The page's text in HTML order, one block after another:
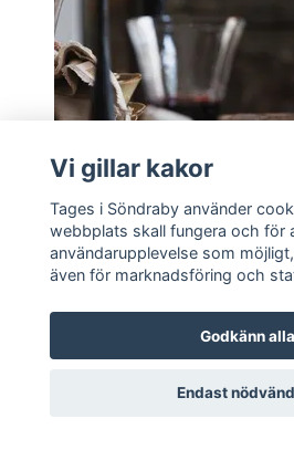
Lägg i
Karaff "Karl-Erik"
Vi gillar kakor
Tages i Söndraby använder
webbplats skall fungera och för
användarupplevelse som
även för marknadsföring och
Godkänn alla
Endast